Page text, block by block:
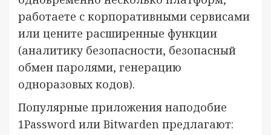
работаете с корпоративными сервисами
или цените расширенные функции
(аналитику безопасности, безопасный
обмен паролями, генерацию
одноразовых кодов).
Популярные приложения наподобие
1Password или Bitwarden предлагают: